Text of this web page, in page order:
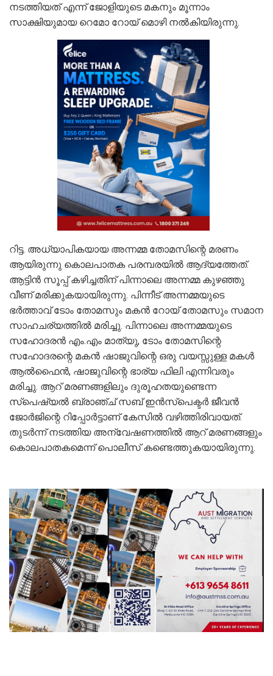
നടത്തിയത് എന്ന് ജോളിയുടെ മകനും മൂന്നാം
സാക്ഷിയുമായ റെമോ റോയ് മൊഴി നൽകിയിരുന്നു.
റിട്ട. അധ്യാപികയായ അന്നമ്മ തോമസിന്റെ മരണം
ആയിരുന്നു കൊലപാതക പരമ്പരയിൽ ആദ്യത്തേത്.
ആട്ടിൻ സൂപ്പ് കഴിച്ചതിന് പിന്നാലെ അന്നമ്മ കുഴഞ്ഞു
വീണ് മരിക്കുകയായിരുന്നു. പിന്നീട് അന്നമ്മയുടെ
ഭർത്താവ് ടോം തോമസും മകൻ റോയ് തോമസും സമാന
സാഹചര്യത്തിൽ മരിച്ചു. പിന്നാലെ അന്നമ്മയുടെ
സഹോദരൻ എം.എം മാത്യു, ടോം തോമസിന്റെ
സഹോദരന്റെ മകൻ ഷാജുവിന്റെ ഒരു വയസ്സുള്ള മകൾ
ആൽഫൈൻ, ഷാജുവിന്റെ ഭാര്യ ഫിലി എന്നിവരും
മരിച്ചു. ആറ് മരണങ്ങളിലും ദുരൂഹതയുണ്ടെന്ന
സ്പെഷ്യൽ ബ്രാഞ്ച് സബ് ഇൻസ്പെക്ടർ ജീവൻ
ജോർജിന്റെ റിപ്പോർട്ടാണ് കേസില്‍ വഴിത്തിരിവായത്.
തുടർന്ന് നടത്തിയ അന്വേഷണത്തിൽ ആറ് മരണങ്ങളും
കൊലപാതകമെന്ന് പൊലീസ് കണ്ടെത്തുകയായിരുന്നു.